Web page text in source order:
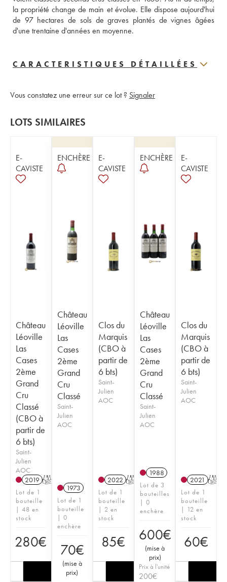
la propriété change de main et évolue. Elle dispose aujourd'hui
de 97 hectares de sols de graves plantés de vignes âgées
d'une trentaine d'années en moyenne.
CARACTERISTIQUES DÉTAILLÉES
Vous constatez une erreur sur ce lot ? Signaler
LOTS SIMILAIRES
E-
CAVISTE
Château
Léoville
Las
Cases
2ème
Grand
Cru
Classé
(CBO à
partir de
6 bts)
Saint-
Julien
AOC
2019 T
Lot de 1
bouteille
| 48 en
stock
280€
ENCHÈRE
Château
Léoville
Las
Cases
2ème
Grand
Cru
Classé
Saint-
Julien
AOC
1973
Lot de 1
bouteille
| 0
enchère
70€
(mise à
prix)
E-
CAVISTE
Clos du
Marquis
(CBO à
partir de
6 bts)
Saint-
Julien
AOC
2022 T
Lot de 1
bouteille
| 2 en
stock
85€
ENCHÈRE
Château
Léoville
Las
Cases
2ème
Grand
Cru
Classé
Saint-
Julien
AOC
1988
Lot de 3
bouteilles
| 0
enchère
600€
(mise à
prix)
Prix à l'unité
200€
E-
CAVISTE
Clos du
Marquis
(CBO à
partir de
6 bts)
Saint-
Julien
AOC
2021 T
Lot de 1
bouteille
| 12 en
stock
60€